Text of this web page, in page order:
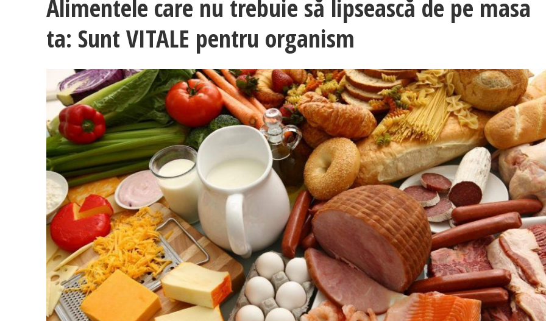
Alimentele care nu trebuie să lipsească de pe masa
ta: Sunt VITALE pentru organism